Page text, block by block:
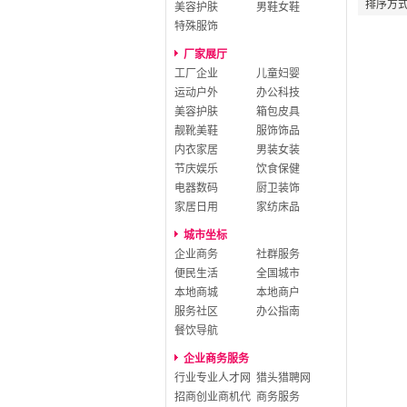
美容护肤
男鞋女鞋
特殊服饰
厂家展厅
工厂企业
儿童妇婴
运动户外
办公科技
美容护肤
箱包皮具
靓靴美鞋
服饰饰品
内衣家居
男装女装
节庆娱乐
饮食保健
电器数码
厨卫装饰
家居日用
家纺床品
城市坐标
企业商务
社群服务
便民生活
全国城市
本地商城
本地商户
服务社区
办公指南
餐饮导航
企业商务服务
行业专业人才网 猎头猎聘网
招商创业商机代 商务服务
排序方